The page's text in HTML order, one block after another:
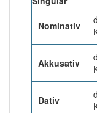
Nominativ
Akkusativ
Dativ